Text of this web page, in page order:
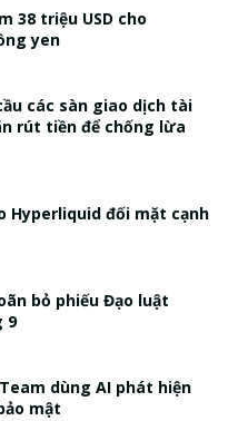
38 triệu USD cho
yen
các sàn giao dịch tài
rút tiền để chống lừa
Hyperliquid đối mặt cạnh
bỏ phiếu Đạo luật
9
dùng AI phát hiện
mật